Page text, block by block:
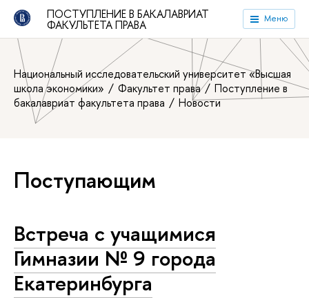
ПОСТУПЛЕНИЕ В БАКАЛАВРИАТ
ФАКУЛЬТЕТА ПРАВА Меню
Национальный исследовательский университет «Высшая
школа экономики»
Факультет права
Поступление в
бакалавриат факультета права
Новости
Поступающим
Встреча с учащимися
Гимназии № 9 города
Екатеринбурга